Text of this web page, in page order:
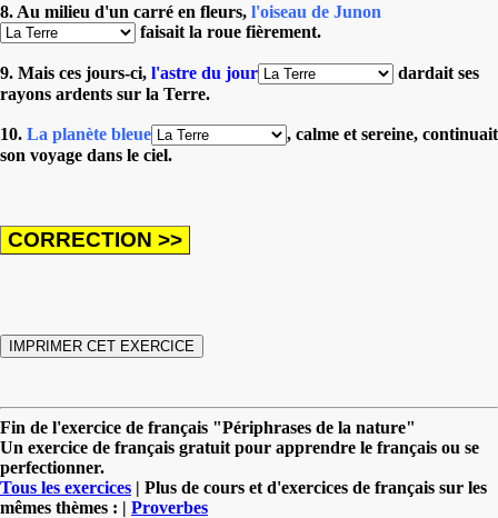
8. Au milieu d'un carré en fleurs, l'oiseau de Junon
faisait la roue fièrement.
9. Mais ces jours-ci, l'astre du jour
dardait ses
rayons ardents sur la Terre.
10. La planète bleue
, calme et sereine, continuait
son voyage dans le ciel.
Fin de l'exercice de français "Périphrases de la nature"
Un exercice de français gratuit pour apprendre le français ou se
perfectionner.
Tous les exercices | Plus de cours et d'exercices de français sur les
mêmes thèmes : | Proverbes